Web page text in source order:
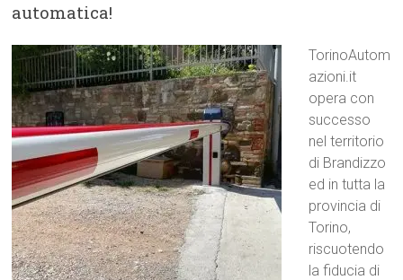
automatica!
TorinoAutom
azioni.it
opera con
successo
nel territorio
di Brandizzo
ed in tutta la
provincia di
Torino,
riscuotendo
la fiducia di